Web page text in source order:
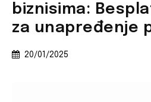
biznisima:
za unapređenje
20/01/2025